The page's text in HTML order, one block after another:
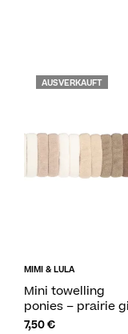
AUSVERKAUFT
MIMI & LULA
Mini towelling
ponies – prairie
7,50€